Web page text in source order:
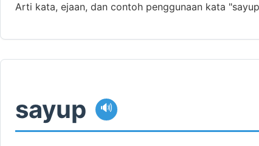
Arti kata, ejaan, dan contoh penggunaan kata
sayup 🔊